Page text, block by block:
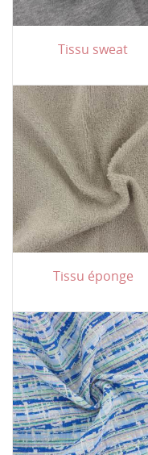
Tissu sweat
Tissu éponge